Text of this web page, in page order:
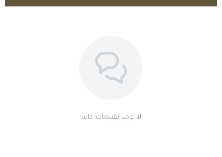
النتائج.
نعم ولكن مع مراعاة الجرعات الموصى بها من الطبيب البيطري عند
اطلب المنتج
لا توجد تقييمات حاليا